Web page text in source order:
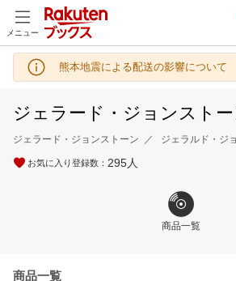
メニュー
熊本地震による配送の影響について
ジェラード・ジョンストー
ジェラード・ジョンストーン ジェラルド・ジ
お気に入り登録数： 295人
商品一覧
商品一覧